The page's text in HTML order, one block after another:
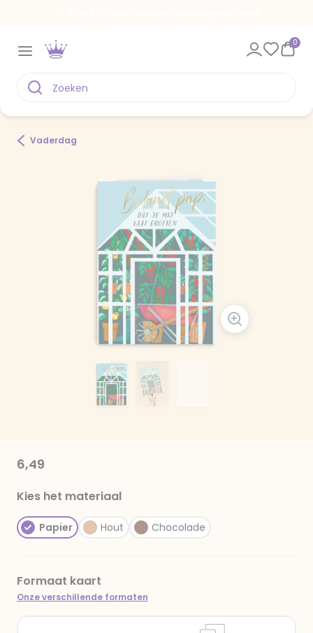
0
Vaderdag
6,49
Kies het materiaal
Papier Hout Chocolade
Formaat kaart
Onze verschillende formaten